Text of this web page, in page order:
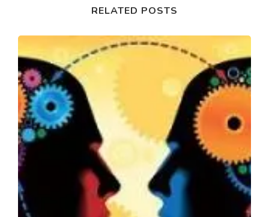
RELATED POSTS